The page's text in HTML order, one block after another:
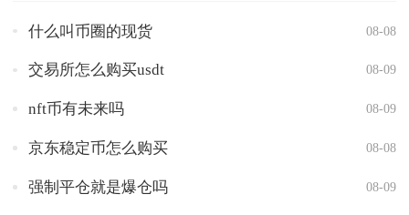
什么叫币圈的现货 08-08
交易所怎么购买usdt 08-09
nft币有未来吗 08-09
京东稳定币怎么购买 08-08
强制平仓就是爆仓吗 08-09